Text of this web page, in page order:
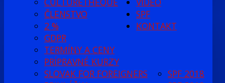
ČLENSTVO
2 %
GDPR
TERMÍNY A CENY
PRÍPRAVNÉ KURZY
SLOVAK FOR FOREIGNERS
SPF
SPF 2018
KONTAKT